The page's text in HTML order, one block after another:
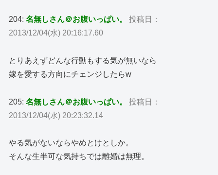
204:名無しさん＠お腹いっぱい。
投稿日：
2013/12/04(水) 20:16:17.60
とりあえずどんな行動もする気が無いなら
嫁を愛する方向にチェンジしたらw
205:名無しさん＠お腹いっぱい。
投稿日：
2013/12/04(水) 20:23:32.14
やる気がないならやめとけとしか。
そんな生半可な気持ちでは離婚は無理。